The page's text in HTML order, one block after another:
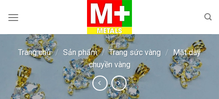
Trang chủ / Sản phẩm / Trang sức vàng / Mặt dây
chuyền vàng